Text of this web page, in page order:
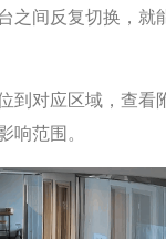
之间反复切换，就
到对应区域，查看
响范围。